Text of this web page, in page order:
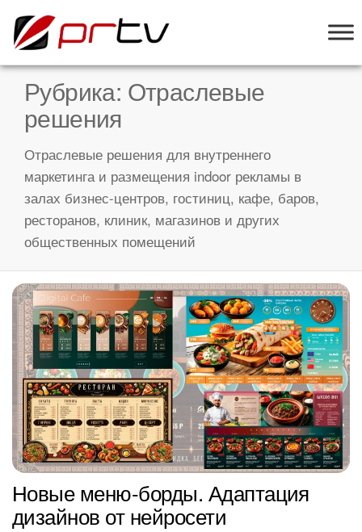
конструктор
для
Рубрика: Отраслевые
решения
Отраслевые решения для внутреннего
маркетинга и размещения indoor рекламы в
залах бизнес-центров, гостиниц, кафе, баров,
ресторанов, клиник, магазинов и других
общественных помещений
Новые меню-борды. Адаптация
дизайнов от нейросети